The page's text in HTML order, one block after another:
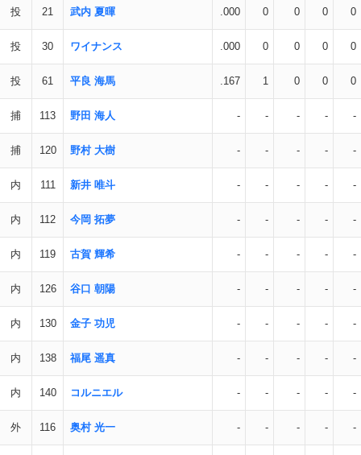
投 21 武内 夏暉 .000 0 0 0 0
投 30 ワイナンス .000 0 0 0 0
投 61 平良 海馬 .167 1 0 0 0
捕 113 野田 海人 - - - - -
捕 120 野村 大樹 - - - - -
内 111 新井 唯斗 - - - - -
内 112 今岡 拓夢 - - - - -
内 119 古賀 輝希 - - - - -
内 126 谷口 朝陽 - - - - -
内 130 金子 功児 - - - - -
内 138 福尾 遥真 - - - - -
内 140 コルニエル - - - - -
外 116 奥村 光一 - - - - -